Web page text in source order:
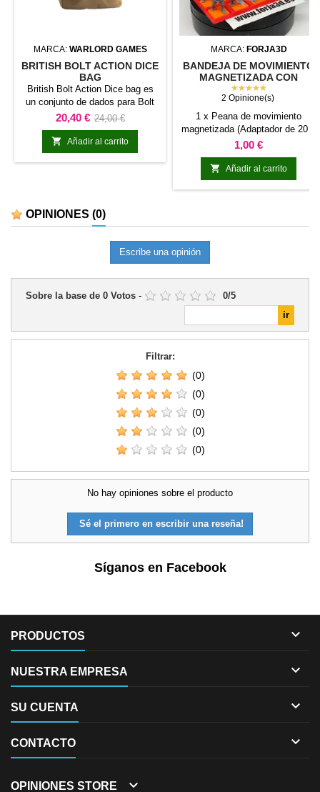
MARCA: WARLORD GAMES
BRITISH BOLT ACTION DICE
BAG
British Bolt Action Dice bag es
un conjunto de dados para Bolt
Action, con el diseño o color
indicado en el nombre del
producto.Está pensado para
completar el material habitual de
juego y puede utilizarse tanto en
Precio
20,40 € Precio
base
24,00 €
 Añadir al carrito
MARCA: FORJA3D
BANDEJA DE MOVIMIENTO
MAGNETIZADA CON
MARCAS LATERALES
(ADAPTADOR DE 20 A
25MM)
★★★★★
2 Opinione(s)
1 x Peana de movimiento
magnetizada (Adaptador de 20 a
25mm). Esta peana de
movimiento permite adaptar tus
miniaturas con peana de 20mm a
peanas de 25mm sin tener que
rebasear todo el ejército Color
Precio
1,00 €
 Añadir al carrito
OPINIONES (0)
Escribe una opinión
Sobre la base de 0 Votos - 0/5
Filtrar:
(0)
(0)
(0)
(0)
(0)
No hay opiniones sobre el producto
Sé el primero en escribir una reseña!
Síganos en Facebook
PRODUCTOS 
NUESTRA EMPRESA 
SU CUENTA 
CONTACTO 
OPINIONES STORE 